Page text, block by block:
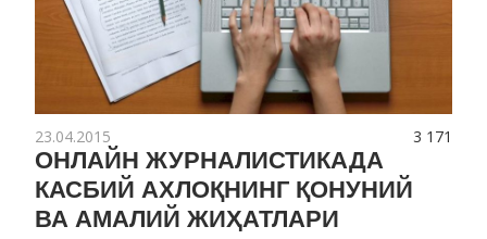
3 171
23.04.2015
ОНЛАЙН ЖУРНАЛИСТИКАДА
КАСБИЙ АХЛОҚНИНГ ҚОНУНИЙ
ВА АМАЛИЙ ЖИҲАТЛАРИ